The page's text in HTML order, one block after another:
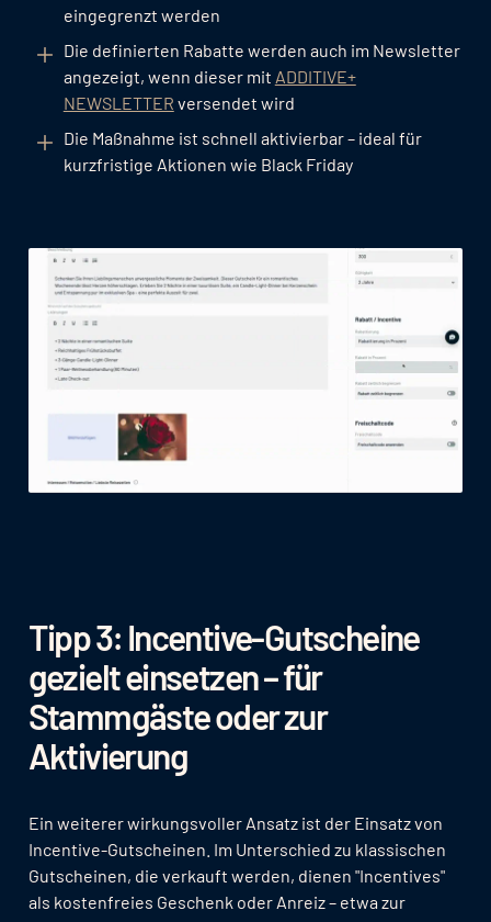
eingegrenzt werden
Die definierten Rabatte werden auch im Newsletter
angezeigt, wenn dieser mit ADDITIVE+
NEWSLETTER versendet wird
Die Maßnahme ist schnell aktivierbar – ideal für
kurzfristige Aktionen wie Black Friday
Tipp 3: Incentive-Gutscheine
gezielt einsetzen – für
Stammgäste oder zur
Aktivierung
Ein weiterer wirkungsvoller Ansatz ist der Einsatz von
Incentive-Gutscheinen. Im Unterschied zu klassischen
Gutscheinen, die verkauft werden, dienen "Incentives"
als kostenfreies Geschenk oder Anreiz – etwa zur